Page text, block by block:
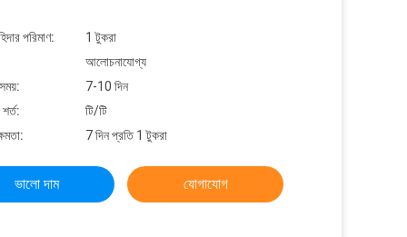
পরিমাণ:
1 টুকরা
আলোচনাযোগ্য
7-10 দিন
টি/টি
7 দিন প্রতি 1 টুকরা
ভালো দাম যোগাযোগ